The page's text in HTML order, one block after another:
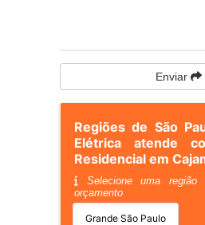
Enviar
Regiões de São
Elétrica atende
Residencial em
Selecione uma região
orçamento
Grande São Paulo